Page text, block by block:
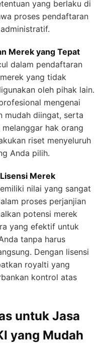
yang berlaku di
proses pendaftaran
Merek yang Tepat
dalam pendaftaran
yang tidak
oleh pihak lain.
mengenai
mudah diingat, serta
hak orang
riset menyeluruh
Anda pilih.
Merek
nilai yang sangat
proses perjanjian
potensi merek
yang efektif untuk
tanpa harus
Dengan lisensi
royalti yang
kontrol atas
untuk Jasa
yang Mudah